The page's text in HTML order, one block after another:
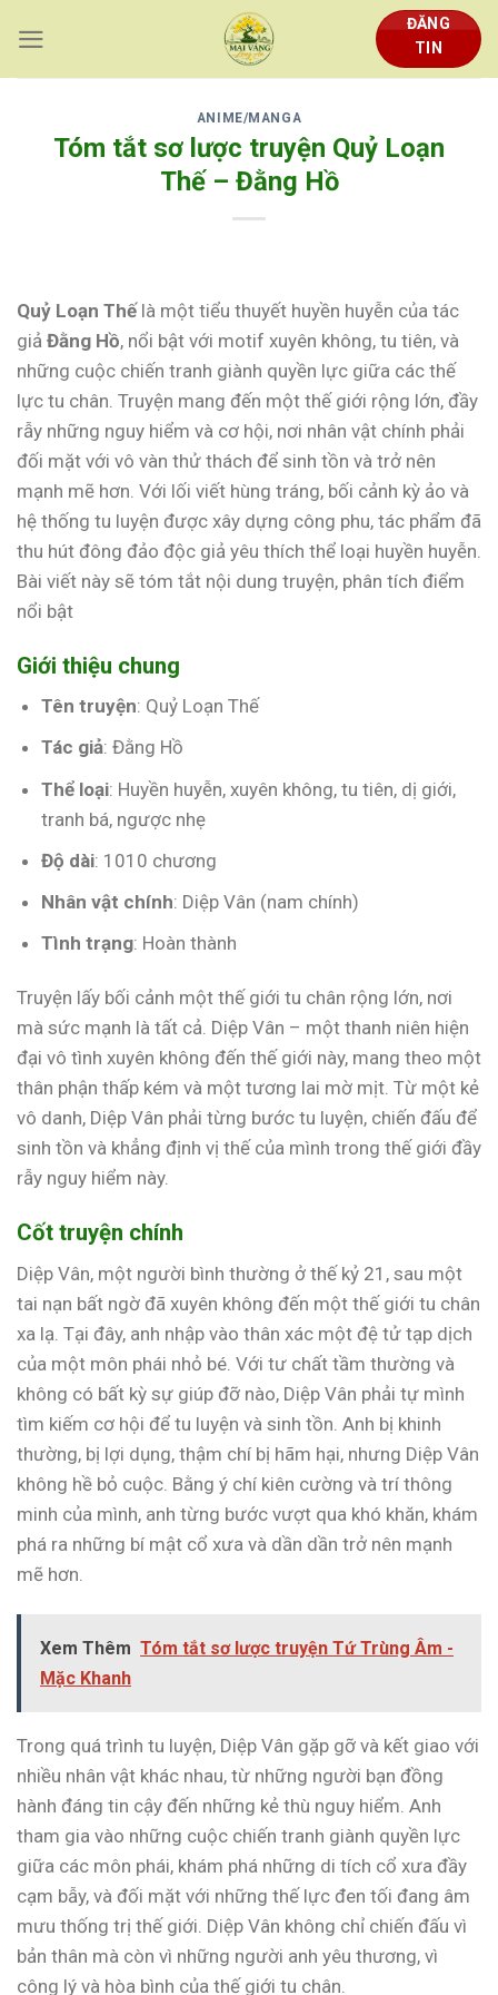
content
ĐĂNG
TIN
ANIME/MANGA
Tóm tắt sơ lược truyện Quỷ Loạn
Thế – Đằng Hồ
Quỷ Loạn Thếlà một tiểu thuyết huyền huyễn của tác
giả Đằng Hồ, nổi bật với motif xuyên không, tu tiên, và
những cuộc chiến tranh giành quyền lực giữa các thế
lực tu chân. Truyện mang đến một thế giới rộng lớn, đầy
rẫy những nguy hiểm và cơ hội, nơi nhân vật chính phải
đối mặt với vô vàn thử thách để sinh tồn và trở nên
mạnh mẽ hơn. Với lối viết hùng tráng, bối cảnh kỳ ảo và
hệ thống tu luyện được xây dựng công phu, tác phẩm đã
thu hút đông đảo độc giả yêu thích thể loại huyền huyễn.
Bài viết này sẽ tóm tắt nội dung truyện, phân tích điểm
nổi bật
Giới thiệu chung
Tên truyện: Quỷ Loạn Thế
Tác giả: Đằng Hồ
Thể loại: Huyền huyễn, xuyên không, tu tiên, dị giới,
tranh bá, ngược nhẹ
Độ dài: 1010 chương
Nhân vật chính: Diệp Vân (nam chính)
Tình trạng: Hoàn thành
Truyện lấy bối cảnh một thế giới tu chân rộng lớn, nơi
mà sức mạnh là tất cả. Diệp Vân – một thanh niên hiện
đại vô tình xuyên không đến thế giới này, mang theo một
thân phận thấp kém và một tương lai mờ mịt. Từ một kẻ
vô danh, Diệp Vân phải từng bước tu luyện, chiến đấu để
sinh tồn và khẳng định vị thế của mình trong thế giới đầy
rẫy nguy hiểm này.
Cốt truyện chính
Diệp Vân, một người bình thường ở thế kỷ 21, sau một
tai nạn bất ngờ đã xuyên không đến một thế giới tu chân
xa lạ. Tại đây, anh nhập vào thân xác một đệ tử tạp dịch
của một môn phái nhỏ bé. Với tư chất tầm thường và
không có bất kỳ sự giúp đỡ nào, Diệp Vân phải tự mình
tìm kiếm cơ hội để tu luyện và sinh tồn. Anh bị khinh
thường, bị lợi dụng, thậm chí bị hãm hại, nhưng Diệp Vân
không hề bỏ cuộc. Bằng ý chí kiên cường và trí thông
minh của mình, anh từng bước vượt qua khó khăn, khám
phá ra những bí mật cổ xưa và dần dần trở nên mạnh
mẽ hơn.
Xem Thêm Tóm tắt sơ lược truyện Tứ Trùng Âm -
Mặc Khanh
Trong quá trình tu luyện, Diệp Vân gặp gỡ và kết giao với
nhiều nhân vật khác nhau, từ những người bạn đồng
hành đáng tin cậy đến những kẻ thù nguy hiểm. Anh
tham gia vào những cuộc chiến tranh giành quyền lực
giữa các môn phái, khám phá những di tích cổ xưa đầy
cạm bẫy, và đối mặt với những thế lực đen tối đang âm
mưu thống trị thế giới. Diệp Vân không chỉ chiến đấu vì
bản thân mà còn vì những người anh yêu thương, vì
công lý và hòa bình của thế giới tu chân.